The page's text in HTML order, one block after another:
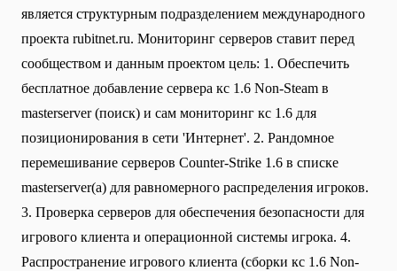
является структурным подразделением международного
проекта rubitnet.ru. Мониторинг серверов ставит перед
сообществом и данным проектом цель: 1. Обеспечить
бесплатное добавление сервера кс 1.6 Non-Steam в
masterserver (поиск) и сам мониторинг кс 1.6 для
позиционирования в сети 'Интернет'. 2. Рандомное
перемешивание серверов Counter-Strike 1.6 в списке
masterserver(а) для равномерного распределения игроков.
3. Проверка серверов для обеспечения безопасности для
игрового клиента и операционной системы игрока. 4.
Распространение игрового клиента (сборки кс 1.6 Non-